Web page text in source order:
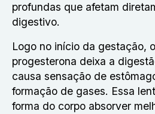
profundas que afetam
digestivo.
Logo no início da gestação,
progesterona deixa a
causa sensação de
formação de gases. Essa
forma do corpo absorver